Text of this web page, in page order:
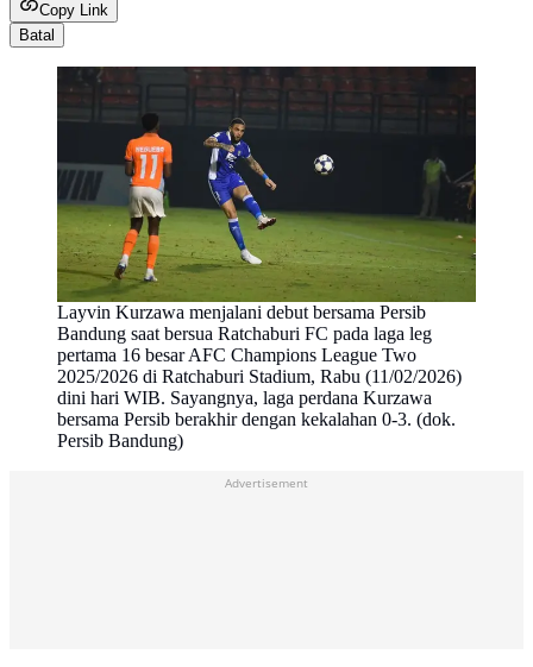
Copy Link
Batal
Layvin Kurzawa menjalani debut bersama Persib
Bandung saat bersua Ratchaburi FC pada laga leg
pertama 16 besar AFC Champions League Two
2025/2026 di Ratchaburi Stadium, Rabu (11/02/2026)
dini hari WIB. Sayangnya, laga perdana Kurzawa
bersama Persib berakhir dengan kekalahan 0-3. (dok.
Persib Bandung)
Advertisement